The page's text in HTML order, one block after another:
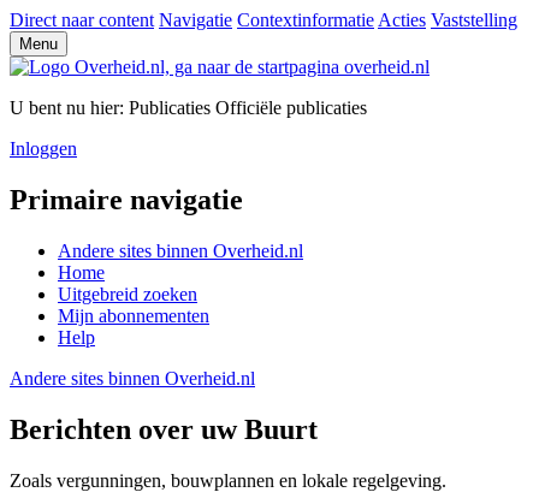
Direct naar content Navigatie Contextinformatie Acties Vaststelling
Menu
U bent nu hier: Publicaties Officiële publicaties
Inloggen
Primaire navigatie
Andere sites binnen Overheid.nl
Home
Uitgebreid zoeken
Mijn abonnementen
Help
Andere sites binnen Overheid.nl
Berichten over uw Buurt
Zoals vergunningen, bouwplannen en lokale regelgeving.